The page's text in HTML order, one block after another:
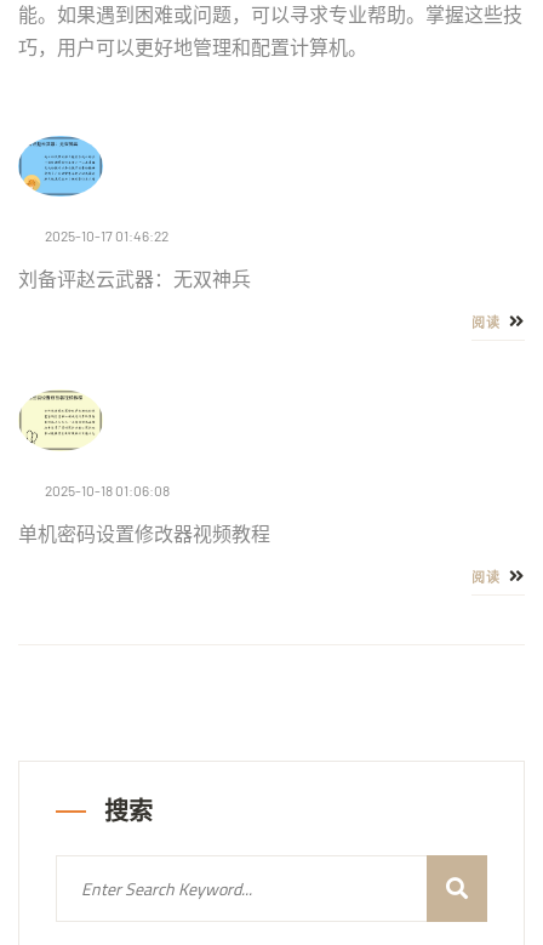
能。如果遇到困难或问题，可以寻求专业帮助。掌握这些技
巧，用户可以更好地管理和配置计算机。
2025-10-17 01:46:22
刘备评赵云武器：无双神兵
阅读
2025-10-18 01:06:08
单机密码设置修改器视频教程
阅读
搜索